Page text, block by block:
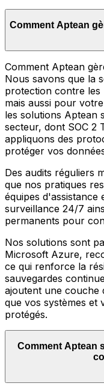
Comment Aptean
Comment Aptean
Nous savons que la
protection contre les
mais aussi pour
les solutions Aptean
secteur, dont SOC 2
appliquons des
protéger vos
Des audits réguliers
que nos pratiques
équipes d'assistance
surveillance 24/7
permanents pour
Nos solutions sont
Microsoft Azure,
ce qui renforce la
sauvegardes
ajoutent une couche
que vos systèmes et
protégés.
Comment Aptean